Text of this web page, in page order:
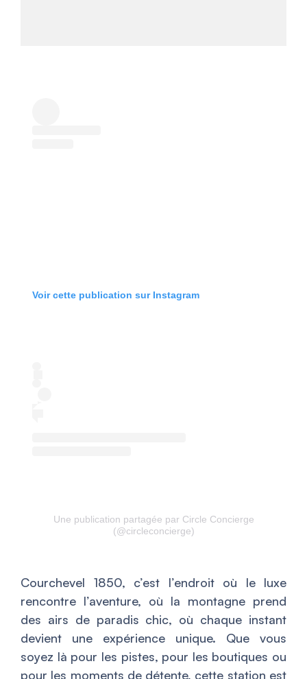
Voir cette publication sur Instagram
Une publication partagée par Circle Concierge
(@circleconcierge)
Courchevel 1850, c’est l’endroit où le luxe
rencontre l’aventure, où la montagne prend
des airs de paradis chic, où chaque instant
devient une expérience unique. Que vous
soyez là pour les pistes, pour les boutiques ou
pour les moments de détente, cette station est